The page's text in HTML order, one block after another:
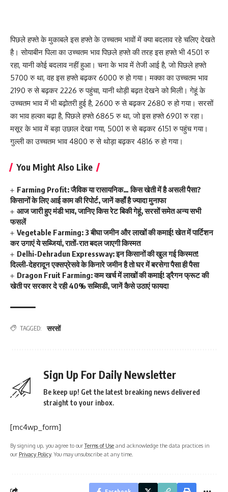
पिछले हफ्ते के मुकाबले इस हफ्ते के उच्चतम भावों में क्या बदलाव रहे चलिए देखते
है। सोयाबीन पिला का उच्चतम भाव पिछले हफ्ते की तरह इस हफ्ते भी 4501 रु
रहा, यानी कोई बदलाव नहीं हुआ। चना के भाव में तेजी आई है, जो पिछले हफ्ते
5700 रु था, वह इस हफ्ते बढ़कर 6000 रु हो गया। मक्का का उच्चतम भाव
2190 रु से बढ़कर 2226 रु पहुंचा, यानी थोड़ी बढ़त देखने को मिली। गेहूं के
उच्चतम भाव में भी बढ़ोतरी हुई है, 2600 रु से बढ़कर 2680 रु हो गया। सरसों
का भाव हल्का बढ़ा है, पिछले हफ्ते 6865 रु था, जो इस हफ्ते 6901 रु रहा।
मसूर के भाव में बड़ा उछाल देखा गया, 5001 रु से बढ़कर 6151 रु पहुंच गया।
गुल्ली का उच्चतम भाव 4800 रु से थोड़ा बढ़कर 4816 रु हो गया।
You Might Also Like
Farming Profit: जैविक या रासायनिक… किस खेती में है असली पैसा?
किसानों के लिए आई काम की रिपोर्ट, जानें कहाँ है ज्यादा मुनाफा
आज जारी हुए मंडी भाव, जानिए किस रेट बिकी गेहूं, सरसों समेत अन्य सभी
फसलें
Vegetable Farming: 3 बीघा जमीन और लाखों की कमाई! खेत में पार्टिशन
कर उगाएं ये सब्जियां, रातों-रात बदल जाएगी किस्मत
Delhi-Dehradun Expressway: इन किसानों की खुल गई किस्मत!
दिल्ली-देहरादून एक्सप्रेसवे के किनारे जमीन है तो घर में बरसेगा पैसा ही पैसा
Dragon Fruit Farming: कम खर्च में लाखों की कमाई! ड्रैगन फ्रूट की
खेती पर सरकार दे रही 40% सब्सिडी, जानें कैसे उठाएं फायदा
TAGGED: सरसों
Sign Up For Daily Newsletter
Be keep up! Get the latest breaking news delivered
straight to your inbox.
[mc4wp_form]
By signing up, you agree to ourTerms of Use and acknowledge the data practices in
our Privacy Policy. You may unsubscribe at any time.